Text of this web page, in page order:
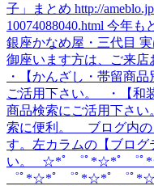
子」まとめ http://
10074088040.html 今年
銀座かなめ屋・三代目
御座います方は、ご来
・【かんざし・帯留商
ご活用下さい。 ・【和
商品検索にご活用下さ
索に便利。 ブログ内の
す。左カラムの【ブログ
い。 ☆*ﾟ ゜ﾟ*☆*ﾟ ゜ﾟ
゜ﾟ*☆*ﾟ ゜ﾟ*☆*ﾟ ゜ﾟ